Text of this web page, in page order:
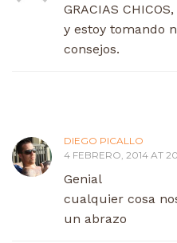
GRACIAS
y estoy tomando
consejos.
DIEGO PICALLO
4 FEBRERO, 2014 AT
Genial
cualquier cosa
un abrazo